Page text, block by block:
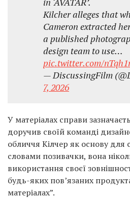
Kilcher alleges that
Cameron extracted
a published
design team to use…
pic.twitter.com/
— DiscussingFilm
7, 2026
У матеріалах справи
доручив своїй команді
обличчя Кілчер як основу для
словами позивачки, вона
використання своєї
будь-яких пов’язаних
матеріалах”.